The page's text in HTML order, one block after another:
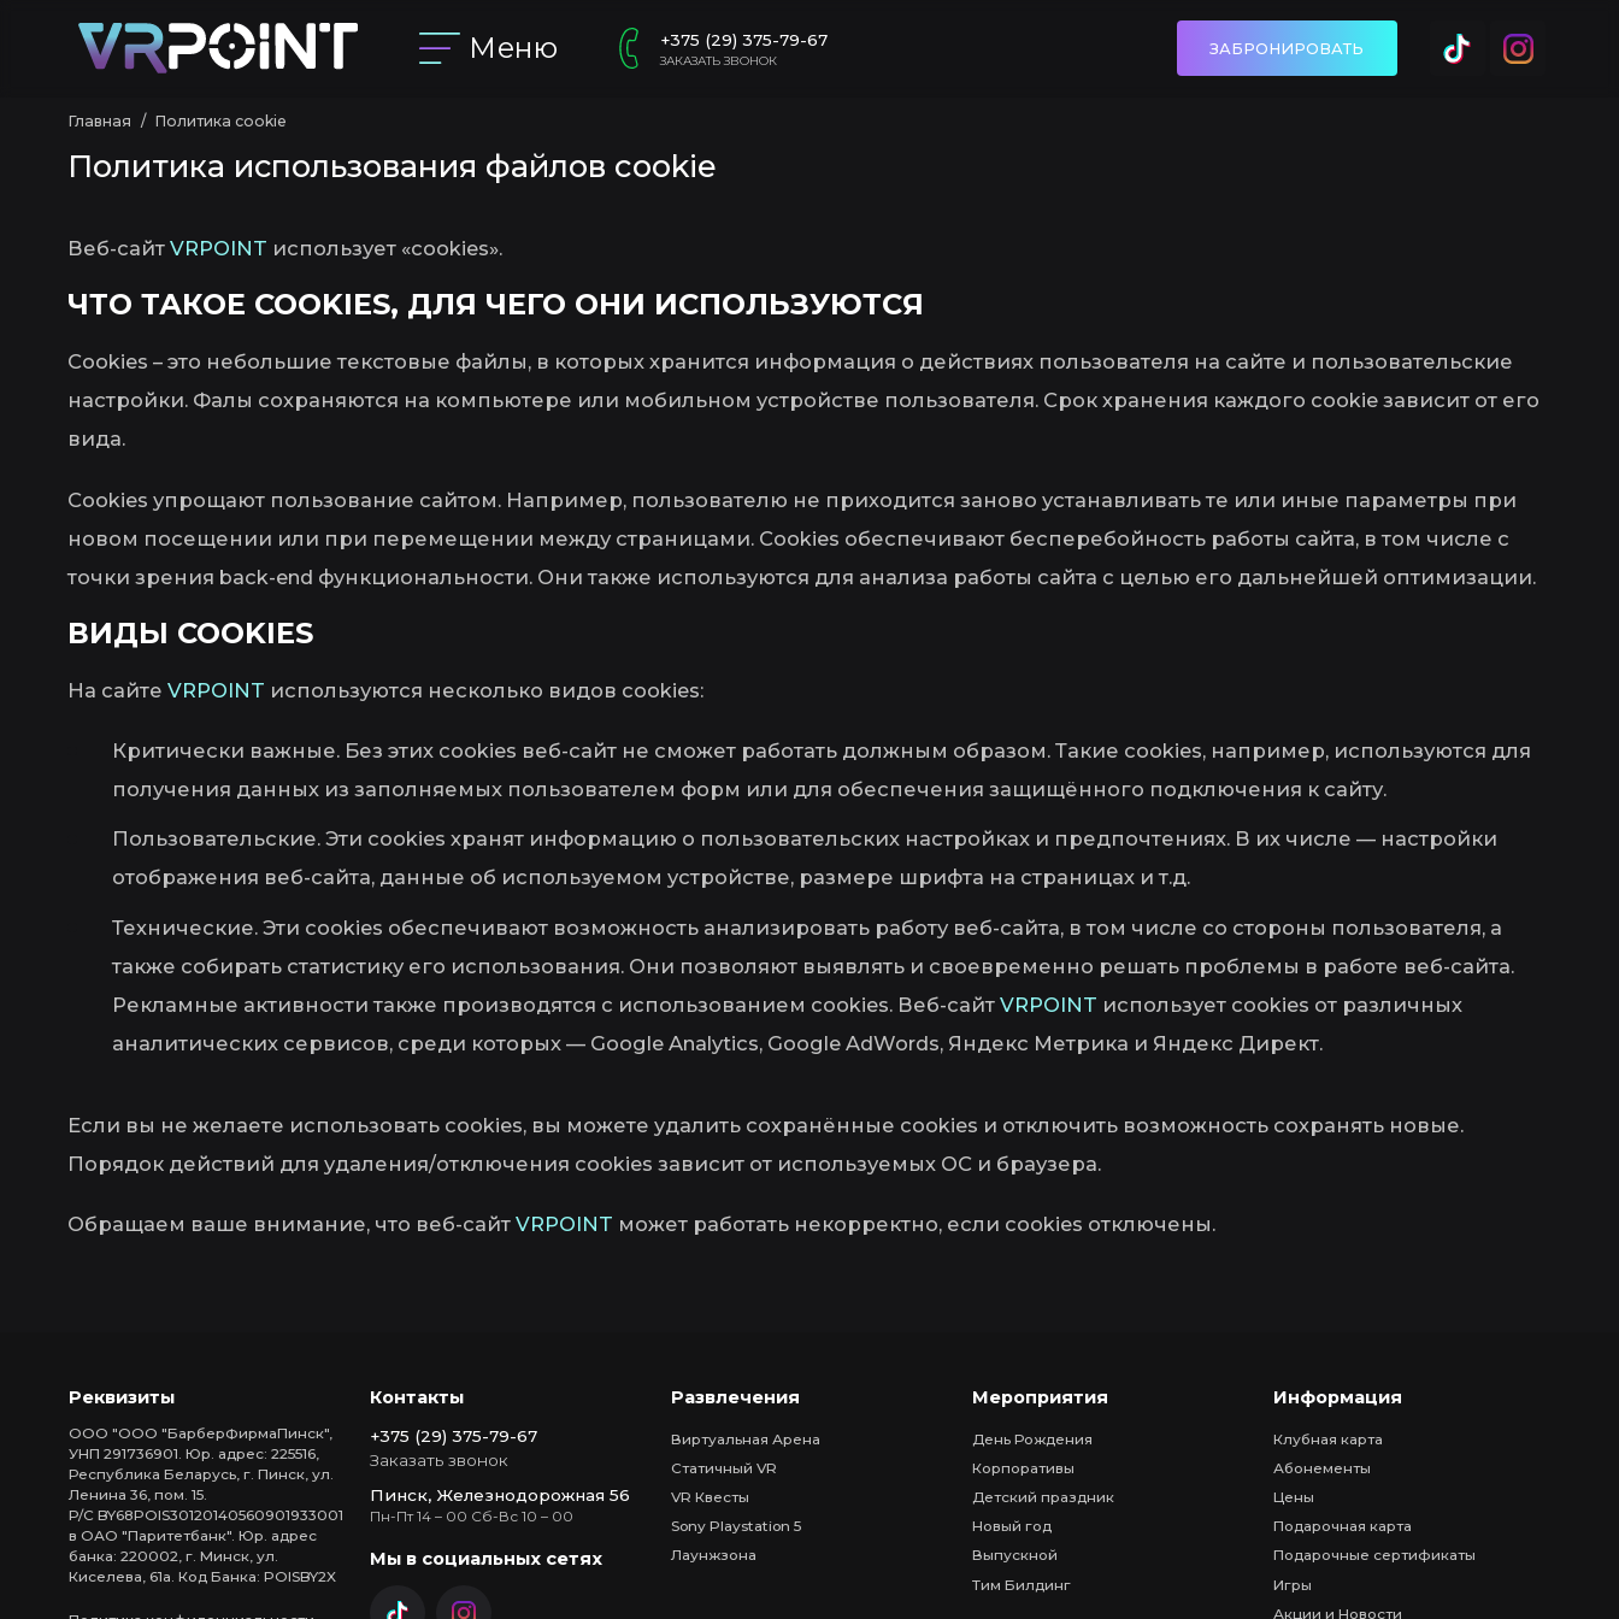
Меню +375 (29) 375-79-67
ЗАКАЗАТЬ ЗВОНОК
ЗАБРОНИРОВАТЬ
Главная Политика cookie
Политика использования файлов cookie
Веб-сайтVRPOINT использует «cookies».
ЧТО ТАКОЕ COOKIES, ДЛЯ ЧЕГО ОНИ ИСПОЛЬЗУЮТСЯ
Cookies – это небольшие текстовые файлы, в которых хранится информация о действиях пользователя на сайте и пользовательские
настройки. Фалы сохраняются на компьютере или мобильном устройстве пользователя. Срок хранения каждого cookie зависит от его
вида.
Cookies упрощают пользование сайтом. Например, пользователю не приходится заново устанавливать те или иные параметры при
новом посещении или при перемещении между страницами. Cookies обеспечивают бесперебойность работы сайта, в том числе с
точки зрения back-end функциональности. Они также используются для анализа работы сайта с целью его дальнейшей оптимизации.
ВИДЫ COOKIES
На сайтеVRPOINT используются несколько видов cookies:
Критически важные. Без этих cookies веб-сайт не сможет работать должным образом. Такие cookies, например, используются для
получения данных из заполняемых пользователем форм или для обеспечения защищённого подключения к сайту.
Пользовательские. Эти cookies хранят информацию о пользовательских настройках и предпочтениях. В их числе — настройки
отображения веб-сайта, данные об используемом устройстве, размере шрифта на страницах и т.д.
Технические. Эти cookies обеспечивают возможность анализировать работу веб-сайта, в том числе со стороны пользователя, а
также собирать статистику его использования. Они позволяют выявлять и своевременно решать проблемы в работе веб-сайта.
Рекламные активности также производятся с использованием cookies. Веб-сайт VRPOINT использует cookies от различных
аналитических сервисов, среди которых — Google Analytics, Google AdWords, Яндекс Метрика и Яндекс Директ.
Если вы не желаете использовать cookies, вы можете удалить сохранённые cookies и отключить возможность сохранять новые.
Порядок действий для удаления/отключения cookies зависит от используемых ОС и браузера.
Обращаем ваше внимание, что веб-сайтVRPOINT может работать некорректно, если cookies отключены.
Реквизиты
ООО "ООО "БарберФирмаПинск",
УНП 291736901. Юр. адрес: 225516,
Республика Беларусь, г. Пинск, ул.
Ленина 36, пом. 15.
Р/С BY68POIS30120140560901933001
в ОАО "Паритетбанк". Юр. адрес
банка: 220002, г. Минск, ул.
Киселева, 61а. Код Банка: POISBY2X
Контакты
+375 (29) 375-79-67
Заказать звонок
Пинск, Железнодорожная 56
Пн-Пт 14 – 00 Сб-Вс 10 – 00
Мы в социальных сетях
Развлечения
Виртуальная Арена
Статичный VR
VR Квесты
Sony Playstation 5
Лаунжзона
Мероприятия
День Рождения
Корпоративы
Детский праздник
Новый год
Выпускной
Тим Билдинг
Информация
Клубная карта
Абонементы
Цены
Подарочная карта
Подарочные сертификаты
Игры
Акции и Новости